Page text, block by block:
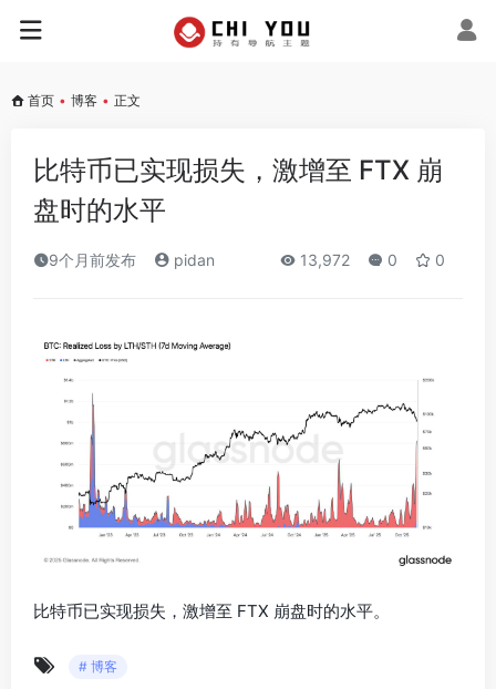
首页 • 博客 • 正文
比特币已实现损失，激增至 FTX 崩
盘时的水平
9个月前发布 pidan 13,972 0 0
比特币已实现损失，激增至 FTX 崩盘时的水平。
# 博客